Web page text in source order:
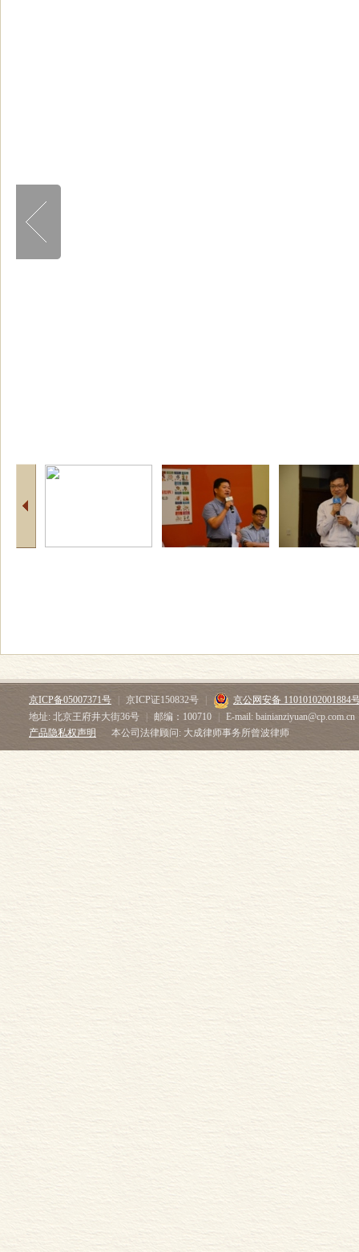
京ICP备05007371号 京ICP证150832号
京公网安备 11010102001884
地址: 北京王府井大街36号
邮编：100710
E-mail: bainianziyuan@cp.com.cn
产品隐私权声明
本公司法律顾问: 大成律师事务所曾波律师